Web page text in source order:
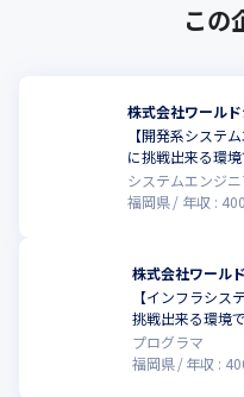
この
株式会社ワール
【開発系システ
に挑戦出来る環境
システムエンジニ
福岡県
年収 : 400
株式会社ワール
【インフラシス
挑戦出来る環境
プログラマ
福岡県
年収 :